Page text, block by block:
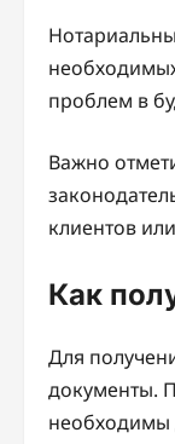
проблем в
Важно
клиентов
Как
Для
документы.
необходимы